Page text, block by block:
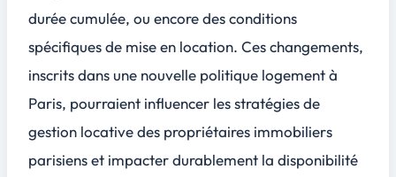
durée cumulée, ou encore des conditions
spécifiques de mise en location. Ces changements,
inscrits dans une nouvelle politique logement à
Paris, pourraient influencer les stratégies de
gestion locative des propriétaires immobiliers
parisiens et impacter durablement la disponibilité